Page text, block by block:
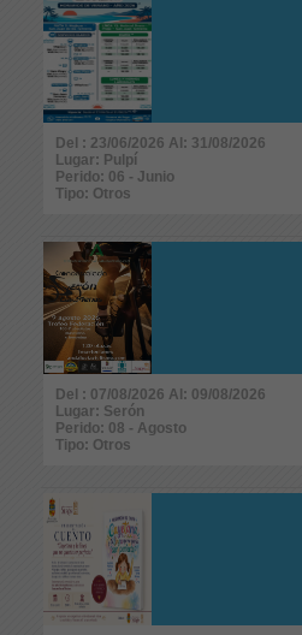
Del : 23/06/2026 Al: 31/08/2026
Lugar: Pulpí
Perido: 06 - Junio
Tipo: Otros
Del : 07/08/2026 Al: 09/08/2026
Lugar: Serón
Perido: 08 - Agosto
Tipo: Otros